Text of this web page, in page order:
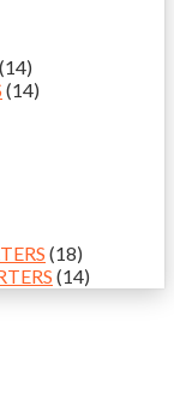
(14)
(14)
(18)
(14)